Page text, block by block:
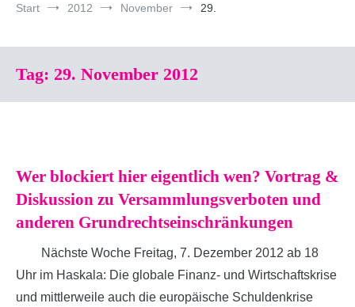
Start 2012 November 29.
Tag: 29. November 2012
Wer blockiert hier eigentlich wen? Vortrag &
Diskussion zu Versammlungsverboten und
anderen Grundrechtseinschränkungen
Nächste Woche Freitag, 7. Dezember 2012 ab 18
Uhr im Haskala: Die globale Finanz- und Wirtschaftskrise
und mittlerweile auch die europäische Schuldenkrise